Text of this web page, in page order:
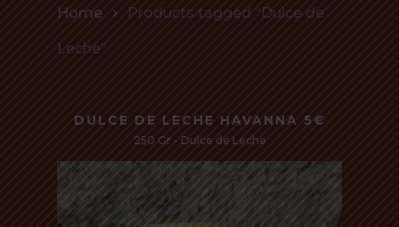
Home Products tagged “Dulce de
Leche”
DULCE DE LECHE HAVANNA 5€
250 Gr - Dulce de Leche